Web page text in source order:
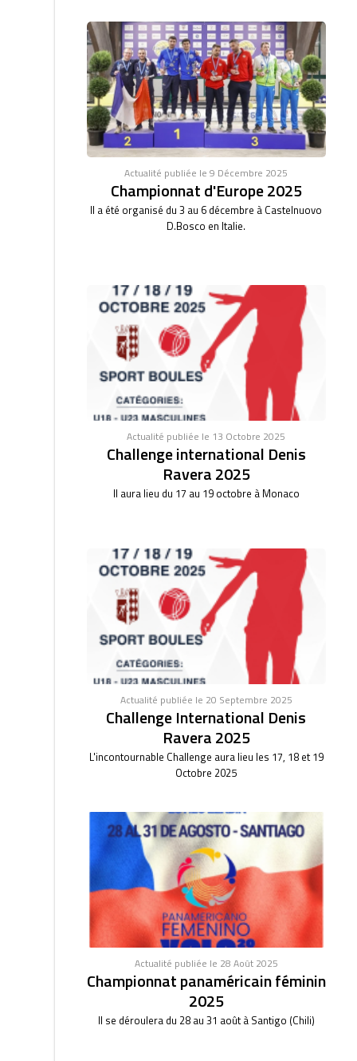
Actualité publiée le 9 Décembre 2025
Championnat d'Europe 2025
Il a été organisé du 3 au 6 décembre à Castelnuovo
D.Bosco en Italie.
Actualité publiée le 13 Octobre 2025
Challenge international Denis
Ravera 2025
Il aura lieu du 17 au 19 octobre à Monaco
Actualité publiée le 20 Septembre 2025
Challenge International Denis
Ravera 2025
L'incontournable Challenge aura lieu les 17, 18 et 19
Octobre 2025
Actualité publiée le 28 Août 2025
Championnat panaméricain féminin
2025
Il se déroulera du 28 au 31 août à Santigo (Chili)